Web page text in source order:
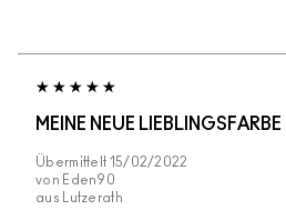
MEINE NEUE LIEBLINGSFARBE
Übermittelt 15/02/2022
von Eden90
aus
Lutzerath